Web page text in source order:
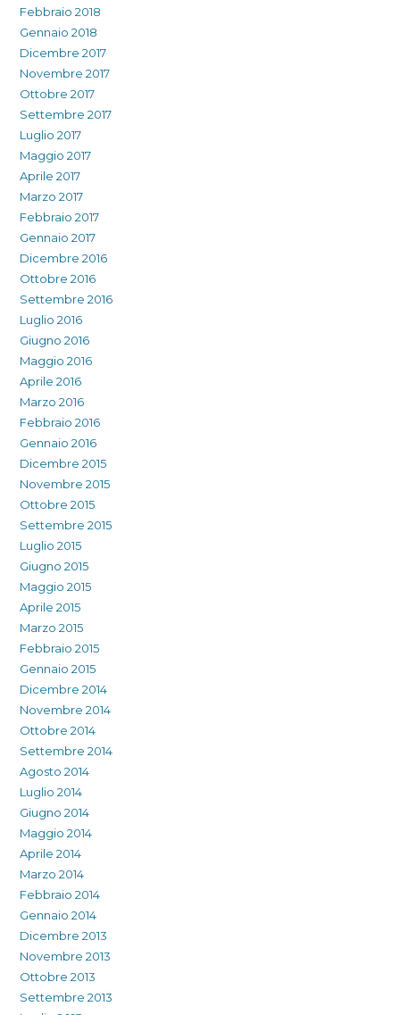
Febbraio 2018
Gennaio 2018
Dicembre 2017
Novembre 2017
Ottobre 2017
Settembre 2017
Luglio 2017
Maggio 2017
Aprile 2017
Marzo 2017
Febbraio 2017
Gennaio 2017
Dicembre 2016
Ottobre 2016
Settembre 2016
Luglio 2016
Giugno 2016
Maggio 2016
Aprile 2016
Marzo 2016
Febbraio 2016
Gennaio 2016
Dicembre 2015
Novembre 2015
Ottobre 2015
Settembre 2015
Luglio 2015
Giugno 2015
Maggio 2015
Aprile 2015
Marzo 2015
Febbraio 2015
Gennaio 2015
Dicembre 2014
Novembre 2014
Ottobre 2014
Settembre 2014
Agosto 2014
Luglio 2014
Giugno 2014
Maggio 2014
Aprile 2014
Marzo 2014
Febbraio 2014
Gennaio 2014
Dicembre 2013
Novembre 2013
Ottobre 2013
Settembre 2013